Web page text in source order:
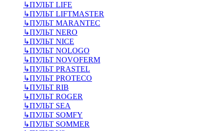
↳ПУЛЬТ LIFE
↳ПУЛЬТ LIFTMASTER
↳ПУЛЬТ MARANTEC
↳ПУЛЬТ NERO
↳ПУЛЬТ NICE
↳ПУЛЬТ NOLOGO
↳ПУЛЬТ NOVOFERM
↳ПУЛЬТ PRASTEL
↳ПУЛЬТ PROTECO
↳ПУЛЬТ RIB
↳ПУЛЬТ ROGER
↳ПУЛЬТ SEA
↳ПУЛЬТ SOMFY
↳ПУЛЬТ SOMMER